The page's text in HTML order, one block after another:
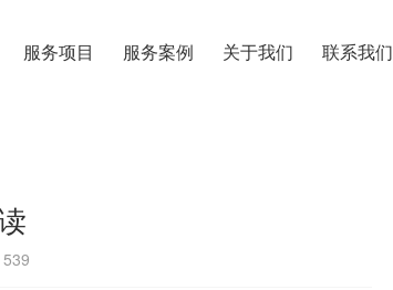
服务项目 服务案例 关于我们 联系我们
539